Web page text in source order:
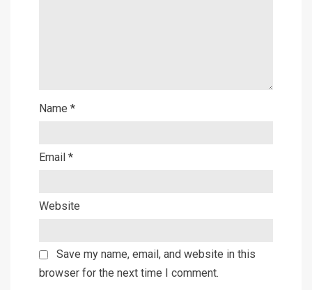
Name *
Email *
Website
Save my name, email, and website in this
browser for the next time I comment.